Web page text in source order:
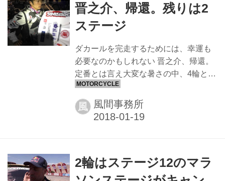
ここでは本命と目された何人もの主力
選手が戦線から離脱した。 さて、また
また覇者は？16年間もの長きに渡り連
戦連勝を続けるオレンジのマシンか？
いや、今日の猛暑のロングランで何か
が起こって初の栄冠を握る赤い我らが
日本の赤のマシンか？勝負のゴールは
晋之介、帰還。残りは2
ステージ
ダカールを完走するためには、幸運も
必要なのかもしれない 晋之介、帰還。
定番とは言え大変な暑さの中、4輪との
複合するスタート時間など安全上の問
題でキャンセルになった第12ステー
ジ。これにより大ピンチから救われた
た。 ダカールの様な多種多様の要素の
絡むラリーでは時に「運」も実力の内
風 風間事務所
2輪はステージ12のマラ